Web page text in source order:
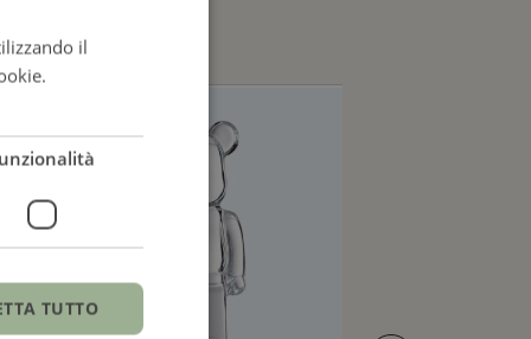
il
TUTTO